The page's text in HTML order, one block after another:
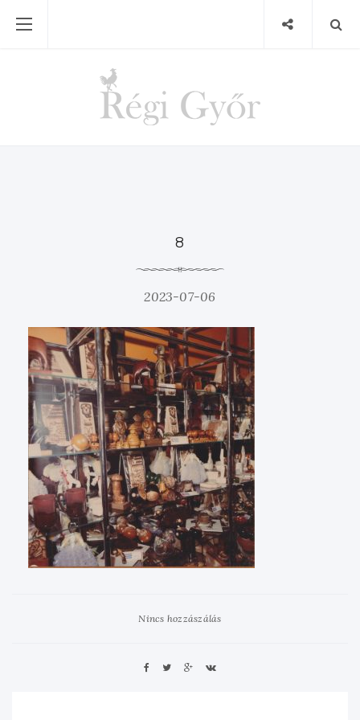
8
2023-07-06
Nincs hozzászálás